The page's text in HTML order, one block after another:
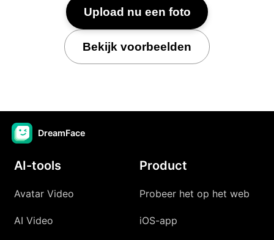
Upload nu een foto
Bekijk voorbeelden
DreamFace
AI-tools
Avatar Video
AI Video
Product
Probeer het op het web
iOS-app